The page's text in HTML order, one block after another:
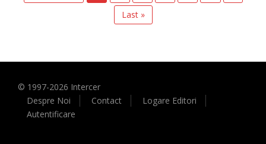
Last »
© 1997-2026 Intercer
Despre Noi
Contact
Logare Editori
Autentificare